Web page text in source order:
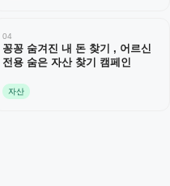
04
꽁꽁 숨겨진 내 돈 찾기 , 어르신
전용 숨은 자산 찾기 캠페인
자산